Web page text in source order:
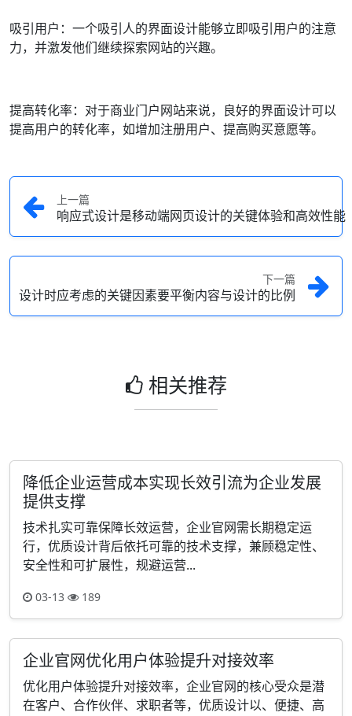
吸引用户：一个吸引人的界面设计能够立即吸引用户的注意
力，并激发他们继续探索网站的兴趣。
提高转化率：对于商业门户网站来说，良好的界面设计可以
提高用户的转化率，如增加注册用户、提高购买意愿等。
上一篇
响应式设计是移动端网页设计的关键体验和高效性能
下一篇
设计时应考虑的关键因素要平衡内容与设计的比例
相关推荐
降低企业运营成本实现长效引流为企业发展
提供支撑
技术扎实可靠保障长效运营，企业官网需长期稳定运
行，优质设计背后依托可靠的技术支撑，兼顾稳定性、
安全性和可扩展性，规避运营...
03-13 189
企业官网优化用户体验提升对接效率
优化用户体验提升对接效率，企业官网的核心受众是潜
在客户、合作伙伴、求职者等，优质设计以、便捷、高